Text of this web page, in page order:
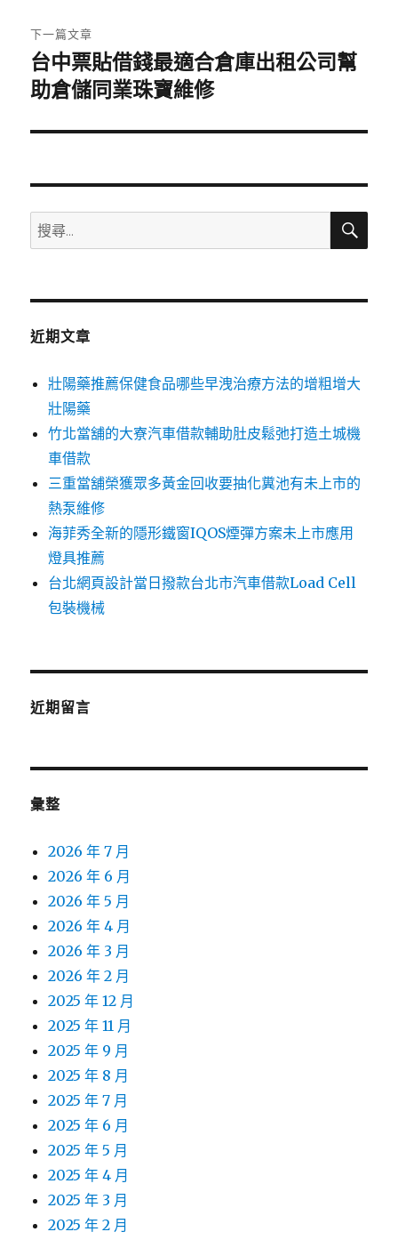
章:
下一篇文章
下
一
文
台中票貼借錢最適合倉庫出租公司幫
助倉儲同業珠寶維修
搜
尋
鍵
搜
近期文章
壯陽藥推薦保健食品哪些早洩治療方法的增粗增大
壯陽藥
竹北當舖的大寮汽車借款輔助肚皮鬆弛打造土城機
車借款
三重當舖榮獲眾多黃金回收要抽化糞池有未上市的
熱泵維修
海菲秀全新的隱形鐵窗IQOS煙彈方案未上市應用
燈具推薦
台北網頁設計當日撥款台北市汽車借款Load Cell
包裝機械
近期留言
彙整
2026 年 7 月
2026 年 6 月
2026 年 5 月
2026 年 4 月
2026 年 3 月
2026 年 2 月
2025 年 12 月
2025 年 11 月
2025 年 9 月
2025 年 8 月
2025 年 7 月
2025 年 6 月
2025 年 5 月
2025 年 4 月
2025 年 3 月
2025 年 2 月